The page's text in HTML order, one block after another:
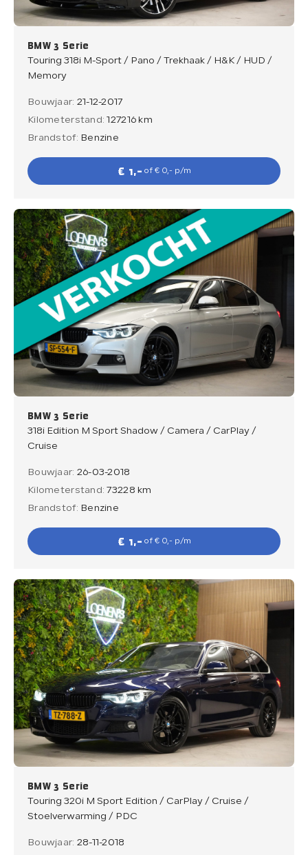
BMW 3 Serie
Touring 318i M-Sport / Pano / Trekhaak / H&K / HUD /
Memory
Bouwjaar: 21-12-2017
Kilometerstand:127216 km
Brandstof: Benzine
€ 1,- of € 0,- p/m
BMW 3 Serie
318i Edition M Sport Shadow / Camera / CarPlay /
Cruise
Bouwjaar: 26-03-2018
Kilometerstand:73228 km
Brandstof: Benzine
€ 1,- of € 0,- p/m
BMW 3 Serie
Touring 320i M Sport Edition / CarPlay / Cruise /
Stoelverwarming / PDC
Bouwjaar: 28-11-2018